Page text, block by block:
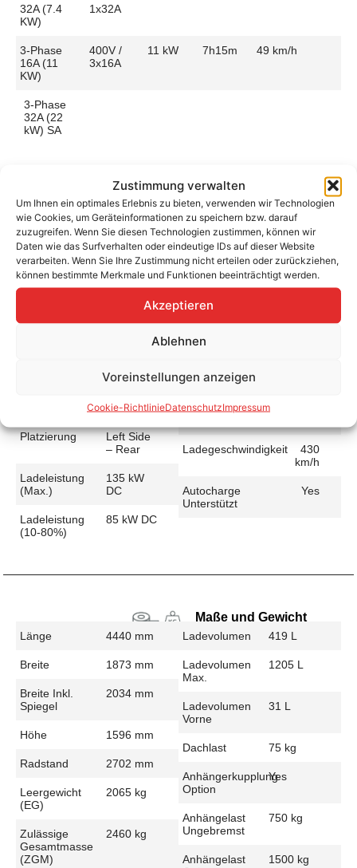
Zustimmung verwalten
Um Ihnen ein optimales Erlebnis zu bieten, verwenden wir Technologien
wie Cookies, um Geräteinformationen zu speichern bzw. darauf
zuzugreifen. Wenn Sie diesen Technologien zustimmen, können wir
Daten wie das Surfverhalten oder eindeutige IDs auf dieser Website
verarbeiten. Wenn Sie Ihre Zustimmung nicht erteilen oder zurückziehen,
können bestimmte Merkmale und Funktionen beeinträchtigt werden.
Akzeptieren
Ablehnen
Voreinstellungen anzeigen
Cookie-RichtlinieDatenschutzImpressum
32A (7.4
KW)
1x32A
3-Phase
16A (11
KW)
400V /
3x16A
11 kW 7h15m 49 km/h
3-Phase
32A (22
kW) SA
Aufladen zu Hause / am Fahrtziel
Ladeanschluss Type 2
Platzierung
Left Side
– Rear
11 kW AC
Ladezeit (0-
>490 Km)
7h15m
Ladegeschwindigkeit50 km/h
Ladeanschluss CCS
Platzierung
Left Side
– Rear
Ladeleistung
(max.)
135 kW
DC
Ladeleistung
(10-80%)
85 kW DC
Ladezeit (49-
Ladegeschwindigkeit
430
km/h
Autocharge
Unterstützt
Yes
Maße und Gewicht
Länge 4440 mm
Breite 1873 mm
Breite Inkl.
Spiegel
2034 mm
Höhe 1596 mm
Radstand 2702 mm
Leergewicht
(EG)
2065 kg
Zulässige
Gesamtmasse
(zGM)
2460 kg
Ladevolumen 419 L
Ladevolumen
Max.
1205 L
Ladevolumen
Vorne
31 L
Dachlast 75 kg
Anhängerkupplung
Option
Yes
Anhängelast
Ungebremst
750 kg
Anhängelast
1500 kg